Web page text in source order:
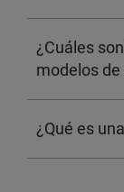
¿Cuáles
modelos
¿Qué es